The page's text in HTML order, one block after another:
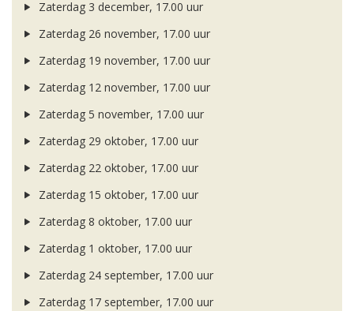
Zaterdag 3 december, 17.00 uur
Zaterdag 26 november, 17.00 uur
Zaterdag 19 november, 17.00 uur
Zaterdag 12 november, 17.00 uur
Zaterdag 5 november, 17.00 uur
Zaterdag 29 oktober, 17.00 uur
Zaterdag 22 oktober, 17.00 uur
Zaterdag 15 oktober, 17.00 uur
Zaterdag 8 oktober, 17.00 uur
Zaterdag 1 oktober, 17.00 uur
Zaterdag 24 september, 17.00 uur
Zaterdag 17 september, 17.00 uur